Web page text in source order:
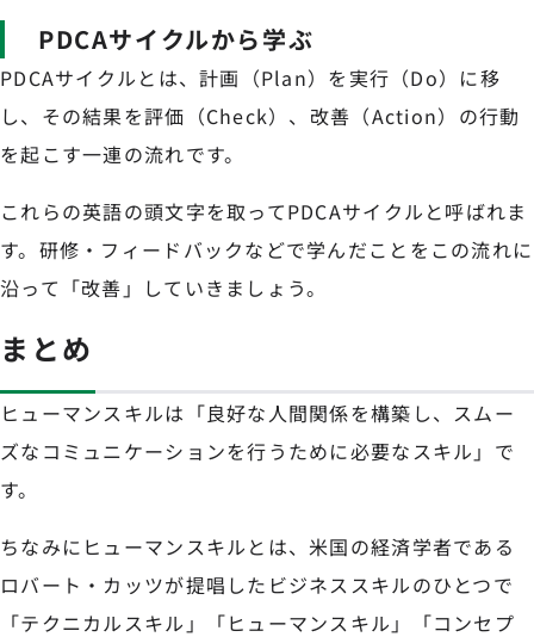
PDCAサイクルから学ぶ
PDCAサイクルとは、計画（Plan）を実行（Do）に移
し、その結果を評価（Check）、改善（Action）の行動
を起こす一連の流れです。
これらの英語の頭文字を取ってPDCAサイクルと呼ばれま
す。研修・フィードバックなどで学んだことをこの流れに
沿って「改善」していきましょう。
まとめ
ヒューマンスキルは「良好な人間関係を構築し、スムー
ズなコミュニケーションを行うために必要なスキル」で
す。
ちなみにヒューマンスキルとは、米国の経済学者である
ロバート・カッツが提唱したビジネススキルのひとつで
「テクニカルスキル」「ヒューマンスキル」「コンセプ